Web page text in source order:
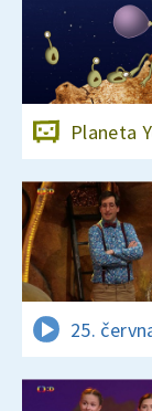
Planeta
25.